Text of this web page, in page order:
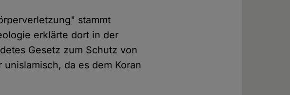
stammt
erklärte dort in der
Gesetz zum Schutz von
da es dem Koran